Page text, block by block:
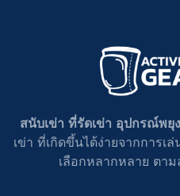
สนับเข่า ที่รัดเข่า อุปกรณ์พยุ
เข่า ที่เกิดขึ้นได้ง่ายจากการ
เลือกหลากหลาย ตา